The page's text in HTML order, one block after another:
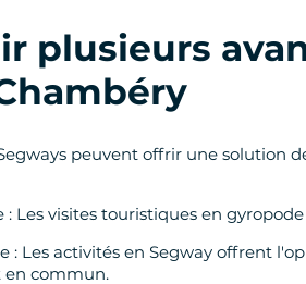
plusieurs
peuvent offrir une solution
: Les visites touristiques en
: Les activités en Segway offrent
en commun.